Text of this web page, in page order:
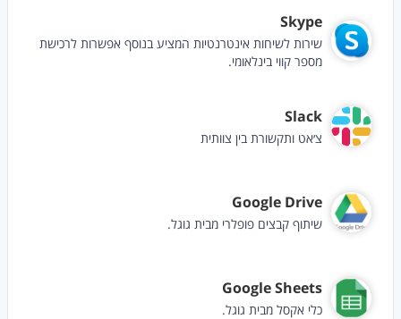
Skype
שירות לשיחות אינטרנטיות המציע בנוסף אפשרות לרכישת
מספר קווי בינלאומי.
Slack
צ׳אט ותקשורת בין צוותית
Google Drive
שיתוף קבצים פופלרי מבית גוגל.
Google Sheets
כלי אקסל מבית גוגל.